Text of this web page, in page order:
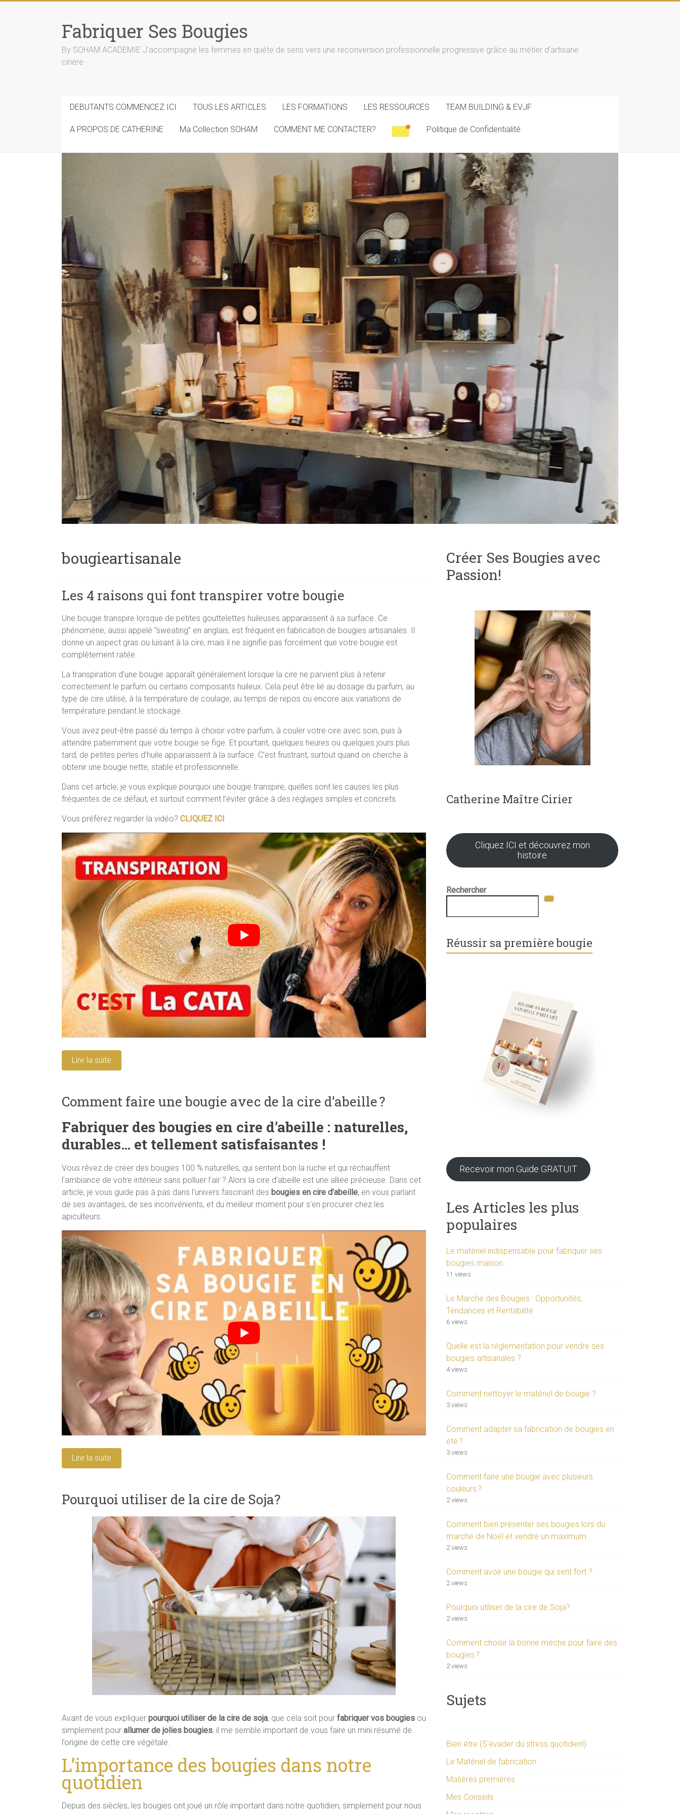
Fabriquer Ses Bougies
By SOHAM ACADEMIE J’accompagne les femmes en quête de sens vers une reconversion professionnelle progressive grâce au métier d’artisane
cirière
DEBUTANTS COMMENCEZ ICI TOUS LES ARTICLES LES FORMATIONS LES RESSOURCES TEAM BUILDING & EVJF
A PROPOS DE CATHERINE Ma Collection SOHAM COMMENT ME CONTACTER? Politique de Confidentialité
bougieartisanale
Les 4 raisons qui font transpirer votre bougie
Une bougie transpire lorsque de petites gouttelettes huileuses apparaissent à sa surface. Ce
phénomène, aussi appelé “sweating” en anglais, est fréquent en fabrication de bougies artisanales. Il
donne un aspect gras ou luisant à la cire, mais il ne signifie pas forcément que votre bougie est
complètement ratée.
La transpiration d’une bougie apparaît généralement lorsque la cire ne parvient plus à retenir
correctement le parfum ou certains composants huileux. Cela peut être lié au dosage du parfum, au
type de cire utilisé, à la température de coulage, au temps de repos ou encore aux variations de
température pendant le stockage.
Vous avez peut-être passé du temps à choisir votre parfum, à couler votre cire avec soin, puis à
attendre patiemment que votre bougie se fige. Et pourtant, quelques heures ou quelques jours plus
tard, de petites perles d’huile apparaissent à la surface. C’est frustrant, surtout quand on cherche à
obtenir une bougie nette, stable et professionnelle.
Dans cet article, je vous explique pourquoi une bougie transpire, quelles sont les causes les plus
fréquentes de ce défaut, et surtout comment l’éviter grâce à des réglages simples et concrets.
Vous préférez regarder la vidéo? CLIQUEZ ICI
Lire la suite
Comment faire une bougie avec de la cire d’abeille ?
Fabriquer des bougies en cire d’abeille : naturelles,
durables… et tellement satisfaisantes !
Vous rêvez de créer des bougies 100 % naturelles, qui sentent bon la ruche et qui réchauffent
l’ambiance de votre intérieur sans polluer l’air ? Alors la cire d’abeille est une alliée précieuse. Dans cet
article, je vous guide pas à pas dans l’univers fascinant des bougies en cire d’abeille, en vous parlant
de ses avantages, de ses inconvénients, et du meilleur moment pour s’en procurer chez les
apiculteurs.
Lire la suite
Pourquoi utiliser de la cire de Soja?
Avant de vous expliquer pourquoi utiliser de la cire de soja, que cela soit pour fabriquer vos bougies ou
simplement pour allumer de jolies bougies, il me semble important de vous faire un mini résumé de
l’origine de cette cire végétale.
L’importance des bougies dans notre
quotidien
Depuis des siècles, les bougies ont joué un rôle important dans notre quotidien, simplement pour nous
Créer Ses Bougies avec
Passion!
Catherine Maître Cirier
Cliquez ICI et découvrez mon
histoire
Rechercher
Réussir sa première bougie
Recevoir mon Guide GRATUIT
Les Articles les plus
populaires
Le matériel indispensable pour fabriquer ses
bougies maison.
11 views
Le Marché des Bougies : Opportunités,
Tendances et Rentabilité
6 views
Quelle est la réglementation pour vendre ses
bougies artisanales ?
4 views
Comment nettoyer le matériel de bougie ?
3 views
Comment adapter sa fabrication de bougies en
été ?
3 views
Comment faire une bougie avec plusieurs
couleurs ?
2 views
Comment bien présenter ses bougies lors du
marché de Noël et vendre un maximum
2 views
Comment avoir une bougie qui sent fort ?
2 views
Pourquoi utiliser de la cire de Soja?
2 views
Comment choisir la bonne mèche pour faire des
bougies ?
2 views
Sujets
Bien être (S'évader du stress quotidien!)
Le Matériel de fabrication
Matières premières
Mes Conseils